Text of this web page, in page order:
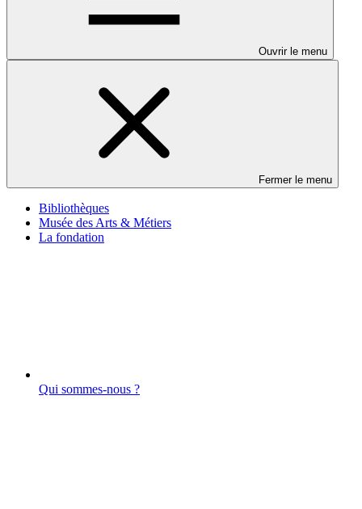
Ouvrir le menu
Fermer le menu
Bibliothèques
Musée des Arts & Métiers
La fondation
Qui sommes-nous ?